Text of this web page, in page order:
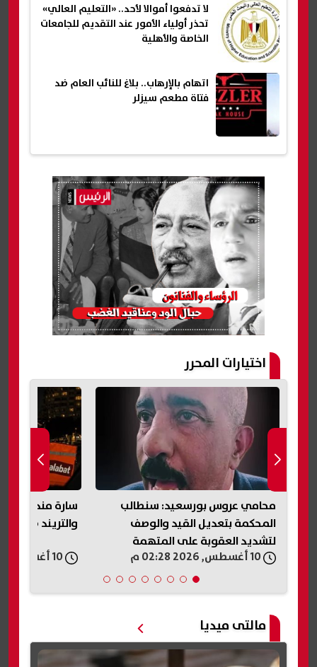
لا تدفعوا أموالا لأحد.. «التعليم العالي»
تحذر أولياء الأمور عند التقديم للجامعات
الخاصة والأهلية
اتهام بالإرهاب.. بلاغ للنائب العام ضد
فتاة مطعم سيزلر
اختيارات المحرر
محامي عروس بورسعيد: سنطالب
المحكمة بتعديل القيد والوصف
لتشديد العقوبة على المتهمة
سارة مندوبة
والتريند ضرني
مالتى ميديا